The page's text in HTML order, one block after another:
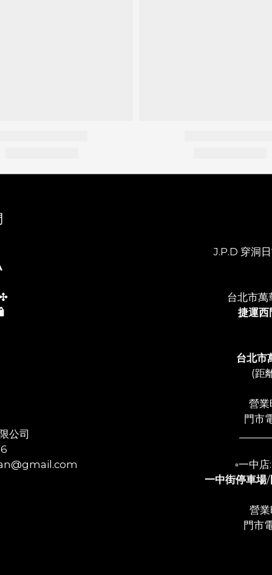
公司
J.P.D 穿洞
台北市萬
捷運西
台北市
(距
營
門市
▫️一中
一中街停車場/
營
門市